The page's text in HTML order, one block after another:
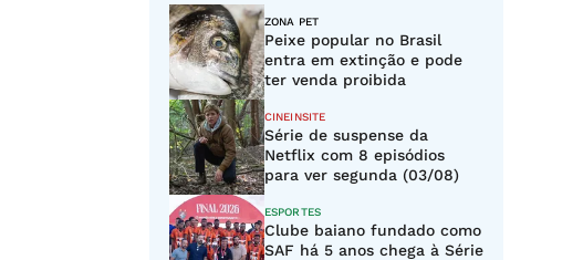
ZONA PET
Peixe popular no Brasil
entra em extinção e pode
ter venda proibida
CINEINSITE
Série de suspense da
Netflix com 8 episódios
para ver segunda (03/08)
ESPORTES
Clube baiano fundado como
SAF há 5 anos chega à Série